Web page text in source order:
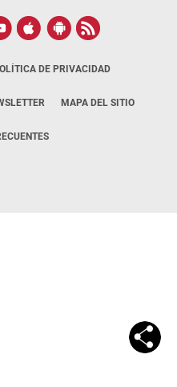
DE PRIVACIDAD
MAPA DEL SITIO